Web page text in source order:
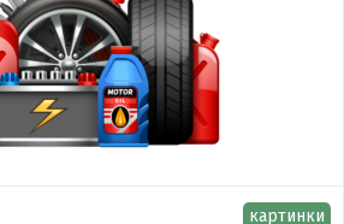
картинки